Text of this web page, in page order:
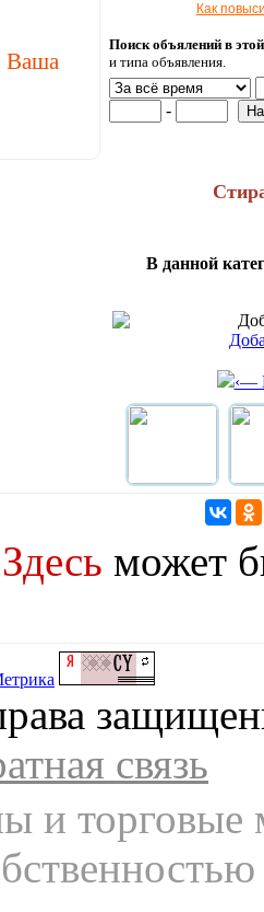
Ваша
Как
Поиск объялений в
и типа объявления.
-
В данной
‹—
Здесь может
связь
и торговые